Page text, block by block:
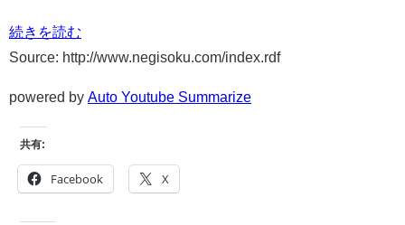
続きを読む
Source: http://www.negisoku.com/index.rdf
powered by Auto Youtube Summarize
共有:
Facebook X